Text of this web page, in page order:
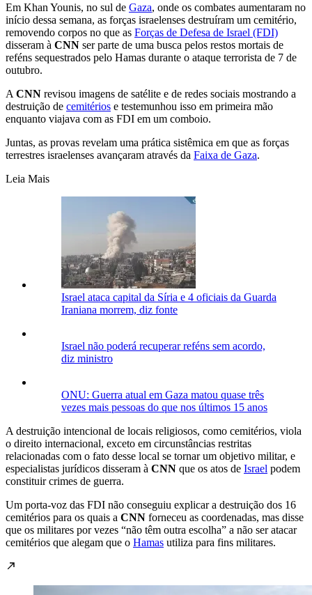
Em Khan Younis, no sul de Gaza, onde os combates aumentaram no
início dessa semana, as forças israelenses destruíram um cemitério,
removendo corpos no que as Forças de Defesa de Israel (FDI)
disseram à CNN ser parte de uma busca pelos restos mortais de
reféns sequestrados pelo Hamas durante o ataque terrorista de 7 de
outubro.
A CNN revisou imagens de satélite e de redes sociais mostrando a
destruição de cemitérios e testemunhou isso em primeira mão
enquanto viajava com as FDI em um comboio.
Juntas, as provas revelam uma prática sistêmica em que as forças
terrestres israelenses avançaram através da Faixa de Gaza.
Leia Mais
Israel ataca capital da Síria e 4 oficiais da Guarda
Iraniana morrem, diz fonte
Israel não poderá recuperar reféns sem acordo,
diz ministro
ONU: Guerra atual em Gaza matou quase três
vezes mais pessoas do que nos últimos 15 anos
A destruição intencional de locais religiosos, como cemitérios, viola
o direito internacional, exceto em circunstâncias restritas
relacionadas com o fato desse local se tornar um objetivo militar, e
especialistas jurídicos disseram à CNN que os atos de Israel podem
constituir crimes de guerra.
Um porta-voz das FDI não conseguiu explicar a destruição dos 16
cemitérios para os quais a CNN forneceu as coordenadas, mas disse
que os militares por vezes “não têm outra escolha” a não ser atacar
cemitérios que alegam que o Hamas utiliza para fins militares.